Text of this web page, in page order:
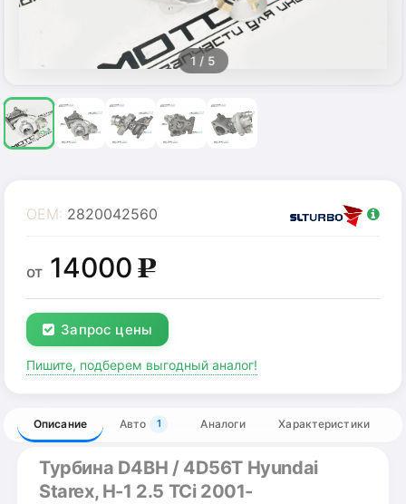
1 / 5
OEM: 2820042560
от 14000g
Запрос цены
Пишите, подберем выгодный аналог!
Описание Авто 1 Аналоги Характеристики
Турбина D4BH / 4D56T Hyundai
Starex, H-1 2.5 TCi 2001-